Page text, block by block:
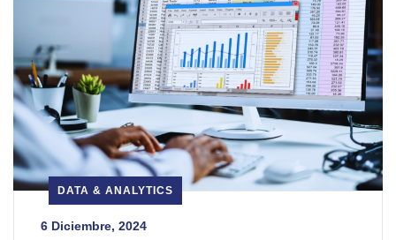
DATA & ANALYTICS
6 Diciembre, 2024